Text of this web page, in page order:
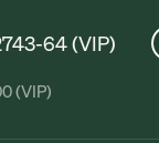
64 (VIP)
(VIP)